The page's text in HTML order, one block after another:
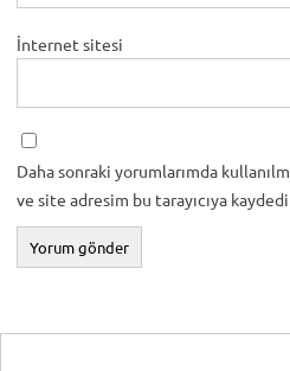
İnternet sitesi
Daha sonraki yorumlarımda
ve site adresim bu tarayıcıya